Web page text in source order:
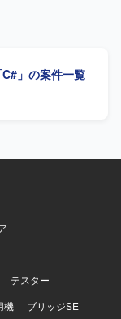
ける方です。
して関われる
キルアップし
C#」の案件一覧
テスター
機
ブリッジSE